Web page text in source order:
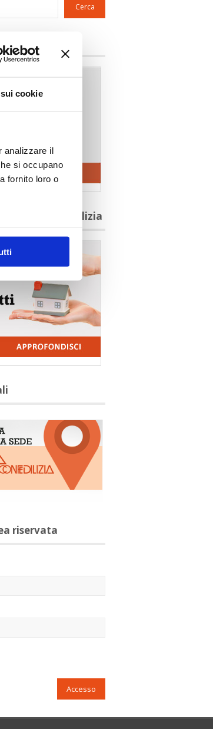
cookie
analizzare il
si occupano
fornito loro o
Cerca
Associazioni
aderire a Confedilizia
riservata
Accesso